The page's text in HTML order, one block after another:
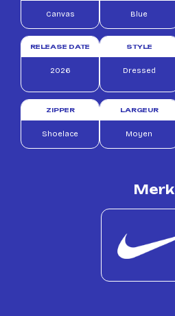
Canvas Blue
RELEASE DATE
2026
STYLE
Dressed
ZIPPER
Shoelace
LARGEUR
Moyen
Merk